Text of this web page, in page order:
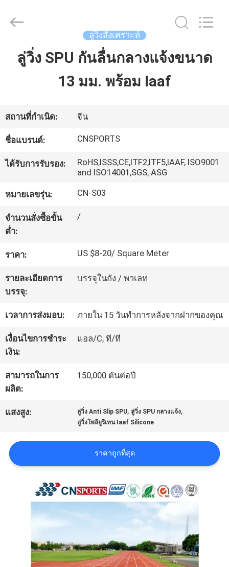
บ้าน
เกี่ยว
กับ
ทัวร์
ควบคุม
คุณภาพ
ติดต่อ
เรา
ขอ
เสนอ
แผนผัง
เว็บไซต์
Materials
Reserved.
ลู่วิ่งสังเคราะห์
ลู่วิ่ง SPU กันลื่นกลางแจ้งขนาด
13 มม. พร้อม Iaaf
สถานที่กำเนิด: จีน
ชื่อแบรนด์: CNSPORTS
ได้รับการรับรอง:
RoHS,ISSS,CE,ITF2,ITF5,IAAF, ISO9001
and ISO14001,SGS, ASG
หมายเลขรุ่น: CN-S03
จำนวนสั่งซื้อขั้น
ต่ำ:
/
ราคา: US $8-20/ Square Meter
รายละเอียดการ
บรรจุ:
บรรจุในถัง / พาเลท
เวลาการส่งมอบ: ภายใน 15 วันทำการหลังจากฝากของคุณ
เงื่อนไขการชำระ
เงิน:
แอล/C, ที/ที
สามารถในการ
ผลิต:
150,000 ตันต่อปี
แสงสูง: ลู่วิ่ง Anti Slip SPU, ลู่วิ่ง SPU กลางแจ้ง,
ลู่วิ่งโพลียูรีเทน Iaaf Silicone
ราคาถูกที่สุด